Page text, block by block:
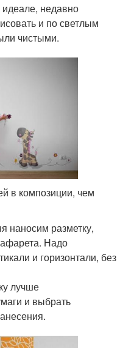
недавно
и по светлым
чистыми.
в композиции, чем
наносим разметку,
Надо
и горизонтали, без
лучше
и выбрать